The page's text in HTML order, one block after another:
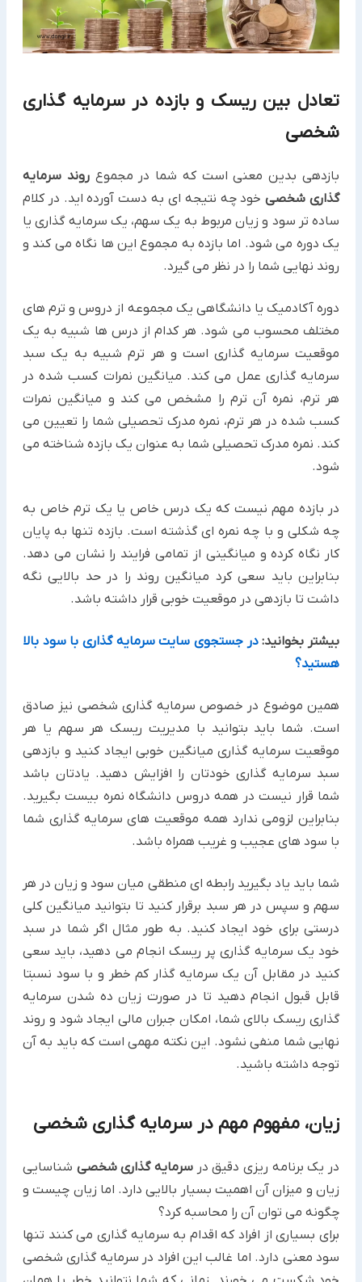
تعادل بین ریسک و بازده در سرمایه گذاری
شخصی
بازدهی بدین معنی است که شما در مجموعروند سرمایه
گذاری شخصیخود چه نتیجه ای به دست آورده اید. در کلام
ساده تر سود و زیان مربوط به یک سهم، یک سرمایه گذاری یا
یک دوره می شود. اما بازده به مجموع این ها نگاه می کند و
روند نهایی شما را در نظر می گیرد.
دوره آکادمیک یا دانشگاهی یک مجموعه از دروس و ترم های
مختلف محسوب می شود. هر کدام از درس ها شبیه به یک
موقعیت سرمایه گذاری است و هر ترم شبیه به یک سبد
سرمایه گذاری عمل می کند. میانگین نمرات کسب شده در
هر ترم، نمره آن ترم را مشخص می کند و میانگین نمرات
کسب شده در هر ترم، نمره مدرک تحصیلی شما را تعیین می
کند. نمره مدرک تحصیلی شما به عنوان یک بازده شناخته می
شود.
در بازده مهم نیست که یک درس خاص یا یک ترم خاص به
چه شکلی و با چه نمره ای گذشته است. بازده تنها به پایان
کار نگاه کرده و میانگینی از تمامی فرایند را نشان می دهد.
بنابراین باید سعی کرد میانگین روند را در حد بالایی نگه
داشت تا بازدهی در موقعیت خوبی قرار داشته باشد.
بیشتر بخوانید:در جستجوی سایت سرمایه گذاری با سود بالا
هستید؟
همین موضوع در خصوص سرمایه گذاری شخصی نیز صادق
است. شما باید بتوانید با مدیریت ریسک هر سهم یا هر
موقعیت سرمایه گذاری میانگین خوبی ایجاد کنید و بازدهی
سبد سرمایه گذاری خودتان را افزایش دهید. یادتان باشد
شما قرار نیست در همه دروس دانشگاه نمره بیست بگیرید.
بنابراین لزومی ندارد همه موقعیت های سرمایه گذاری شما
با سود های عجیب و غریب همراه باشد.
شما باید یاد بگیرید رابطه ای منطقی میان سود و زیان در هر
سهم و سپس در هر سبد برقرار کنید تا بتوانید میانگین کلی
درستی برای خود ایجاد کنید. به طور مثال اگر شما در سبد
خود یک سرمایه گذاری پر ریسک انجام می دهید، باید سعی
کنید در مقابل آن یک سرمایه گذار کم خطر و با سود نسبتا
قابل قبول انجام دهید تا در صورت زیان ده شدن سرمایه
گذاری ریسک بالای شما، امکان جبران مالی ایجاد شود و روند
نهایی شما منفی نشود. این نکته مهمی است که باید به آن
توجه داشته باشید.
زیان، مفهوم مهم در سرمایه گذاری شخصی
در یک برنامه ریزی دقیق در سرمایه گذاری شخصی شناسایی
زیان و میزان آن اهمیت بسیار بالایی دارد. اما زیان چیست و
چگونه می توان آن را محاسبه کرد؟
برای بسیاری از افراد که اقدام به سرمایه گذاری می کنند تنها
سود معنی دارد. اما غالب این افراد در سرمایه گذاری شخصی